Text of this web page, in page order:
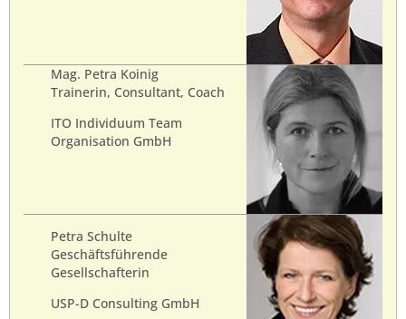
Mag. Petra Koinig
Trainerin, Consultant, Coach
ITO Individuum Team
Organisation GmbH
Petra Schulte
Geschäftsführende
Gesellschafterin
USP-D Consulting GmbH